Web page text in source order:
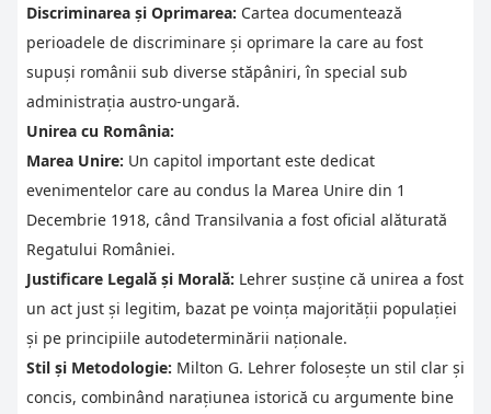
Discriminarea și Oprimarea: Cartea documentează
perioadele de discriminare și oprimare la care au fost
supuși românii sub diverse stăpâniri, în special sub
administrația austro-ungară.
Unirea cu România:
Marea Unire: Un capitol important este dedicat
evenimentelor care au condus la Marea Unire din 1
Decembrie 1918, când Transilvania a fost oficial alăturată
Regatului României.
Justificare Legală și Morală: Lehrer susține că unirea a fost
un act just și legitim, bazat pe voința majorității populației
și pe principiile autodeterminării naționale.
Stil și Metodologie: Milton G. Lehrer folosește un stil clar și
concis, combinând narațiunea istorică cu argumente bine